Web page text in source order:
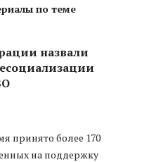
по теме
назвали
принято более 170
на поддержку